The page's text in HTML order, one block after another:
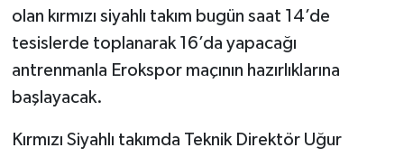
olan kırmızı siyahlı takım bugün saat 14’de
tesislerde toplanarak 16’da yapacağı
antrenmanla Erokspor maçının hazırlıklarına
başlayacak.
Kırmızı Siyahlı takımda Teknik Direktör Uğur